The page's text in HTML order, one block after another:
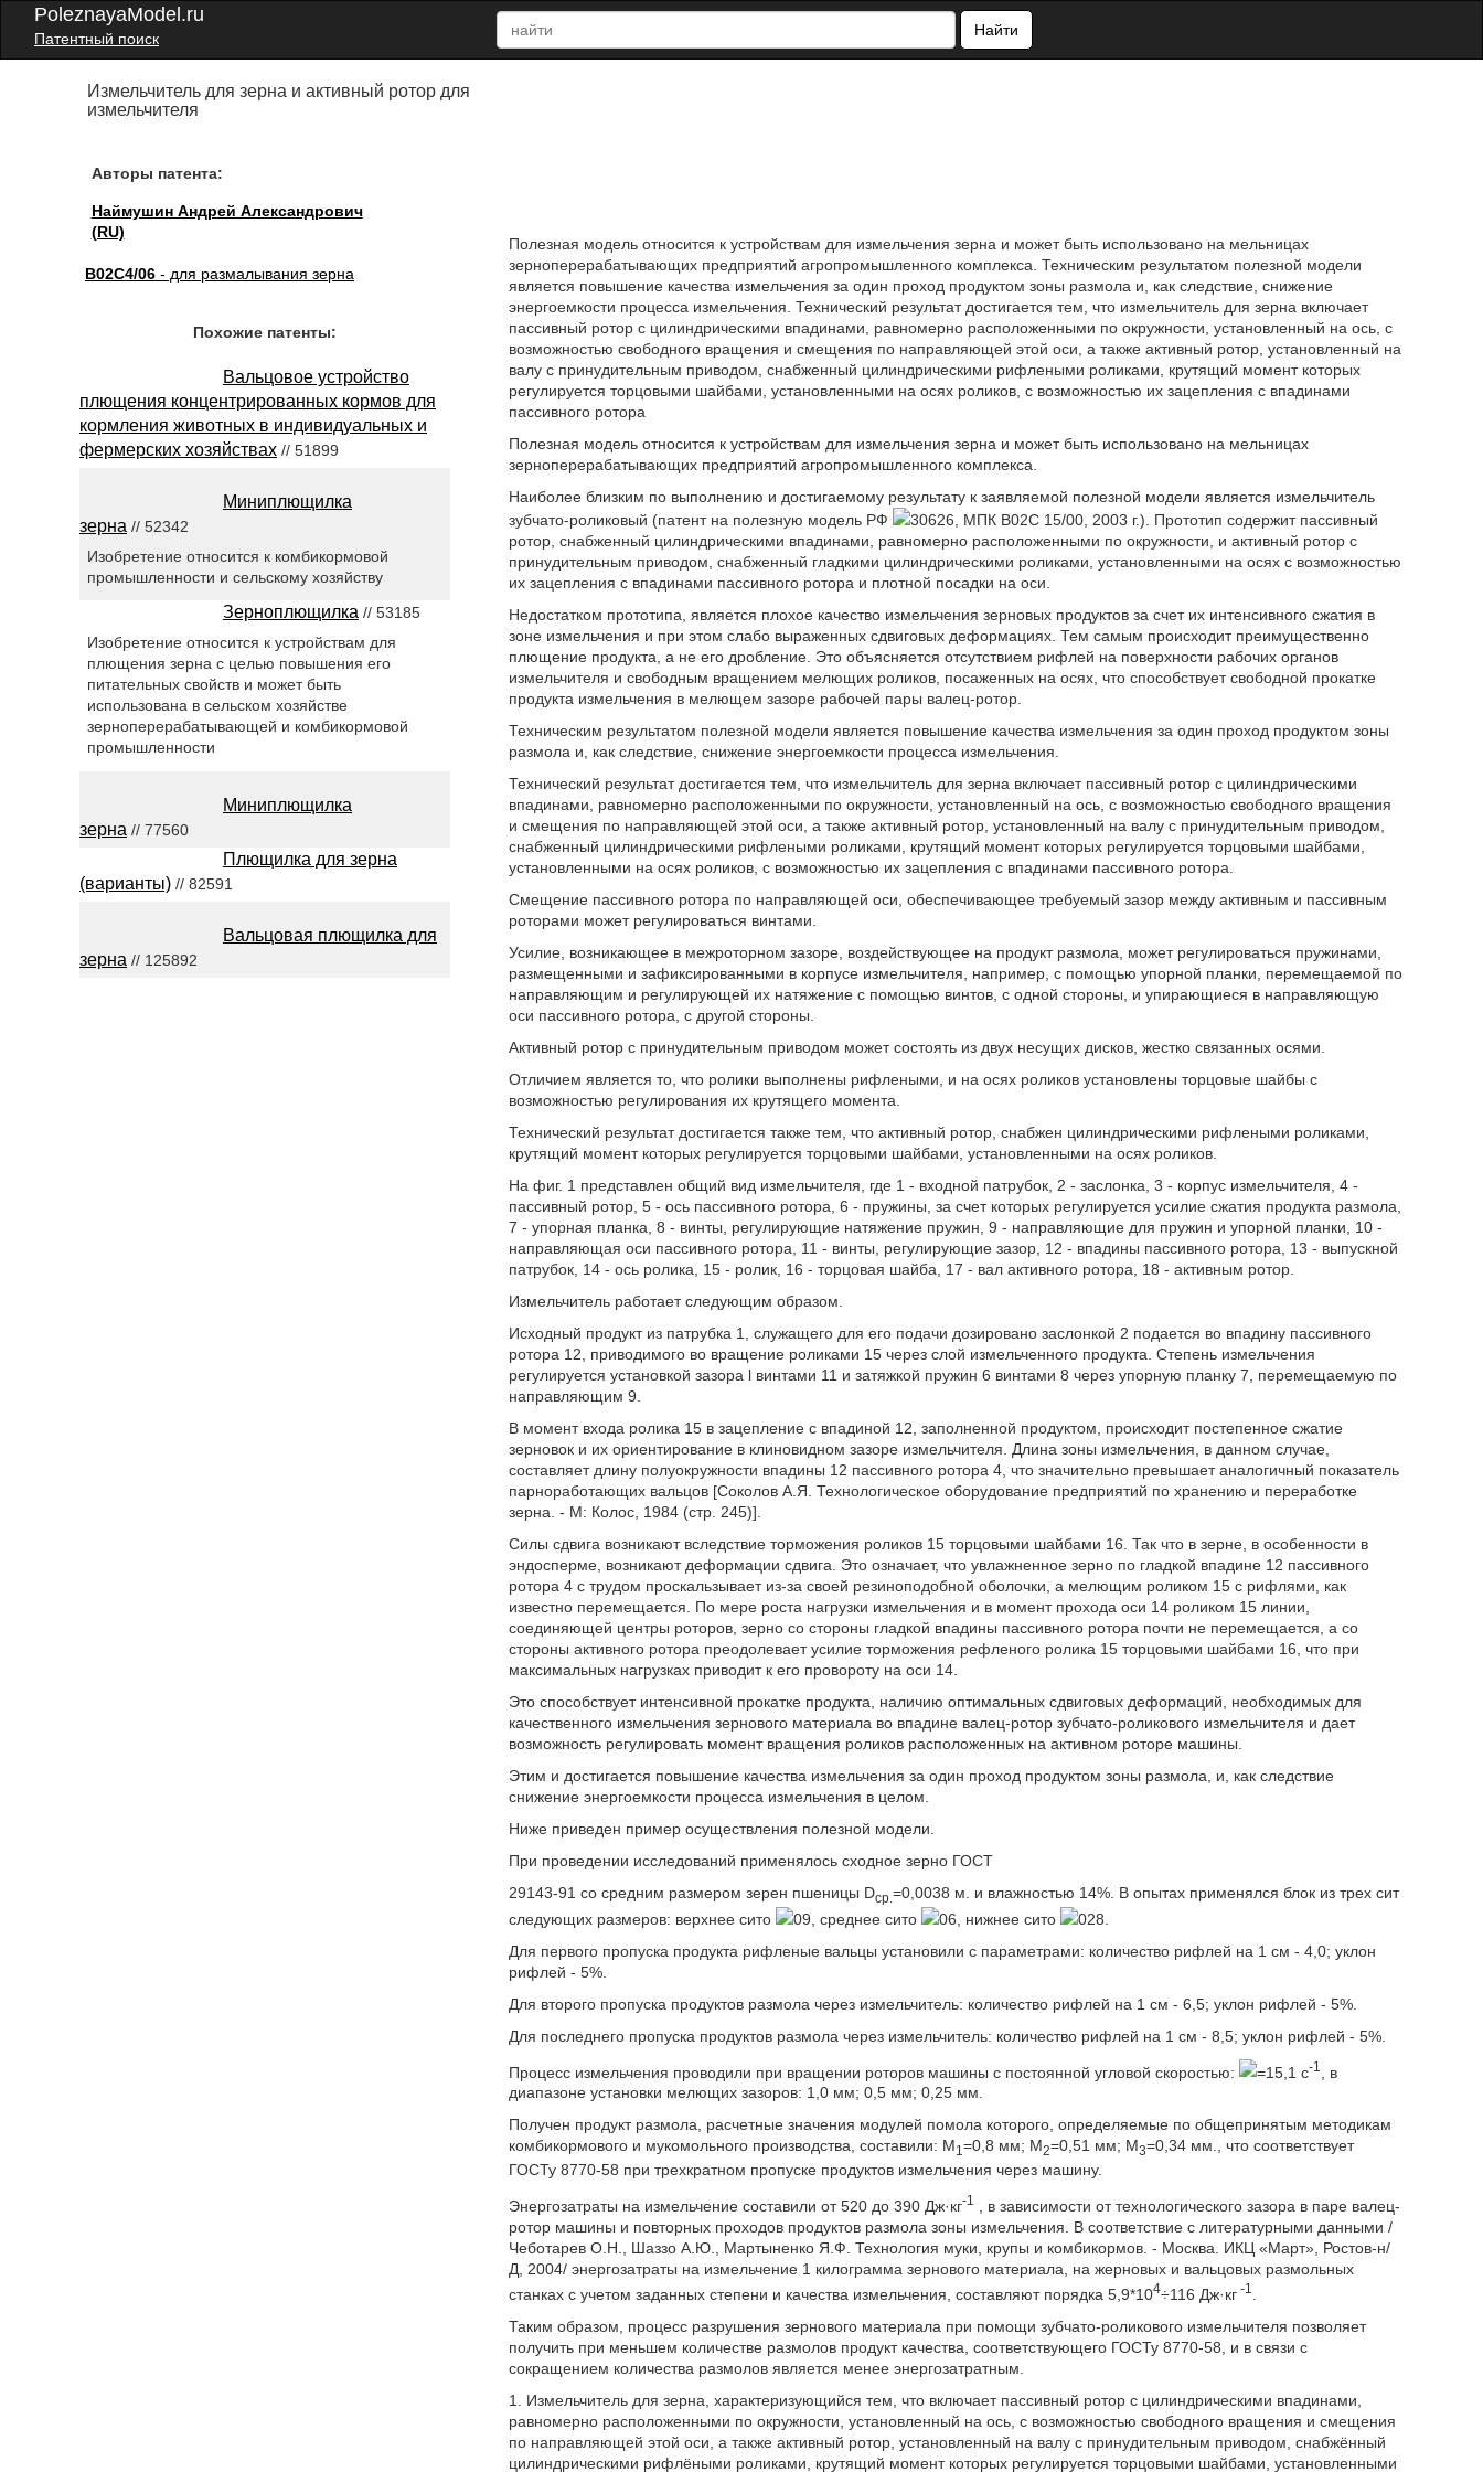
PoleznayaModel.ru
Патентный поиск
Найти
Измельчитель для зерна и активный ротор для
измельчителя
Авторы патента:
Наймушин Андрей Александрович
(RU)
B02C4/06 - для размалывания зерна
Полезная модель относится к устройствам для измельчения зерна и может быть использовано на мельницах
зерноперерабатывающих предприятий агропромышленного комплекса. Техническим результатом полезной модели
является повышение качества измельчения за один проход продуктом зоны размола и, как следствие, снижение
энергоемкости процесса измельчения. Технический результат достигается тем, что измельчитель для зерна включает
пассивный ротор с цилиндрическими впадинами, равномерно расположенными по окружности, установленный на ось, с
возможностью свободного вращения и смещения по направляющей этой оси, а также активный ротор, установленный на
валу с принудительным приводом, снабженный цилиндрическими рифлеными роликами, крутящий момент которых
регулируется торцовыми шайбами, установленными на осях роликов, с возможностью их зацепления с впадинами
пассивного ротора
Полезная модель относится к устройствам для измельчения зерна и может быть использовано на мельницах
зерноперерабатывающих предприятий агропромышленного комплекса.
Наиболее близким по выполнению и достигаемому результату к заявляемой полезной модели является измельчитель
зубчато-роликовый (патент на полезную модель РФ
30626, МПК B02C 15/00, 2003 г.). Прототип содержит пассивный
ротор, снабженный цилиндрическими впадинами, равномерно расположенными по окружности, и активный ротор с
принудительным приводом, снабженный гладкими цилиндрическими роликами, установленными на осях с возможностью
их зацепления с впадинами пассивного ротора и плотной посадки на оси.
Недостатком прототипа, является плохое качество измельчения зерновых продуктов за счет их интенсивного сжатия в
зоне измельчения и при этом слабо выраженных сдвиговых деформациях. Тем самым происходит преимущественно
плющение продукта, а не его дробление. Это объясняется отсутствием рифлей на поверхности рабочих органов
измельчителя и свободным вращением мелющих роликов, посаженных на осях, что способствует свободной прокатке
продукта измельчения в мелющем зазоре рабочей пары валец-ротор.
Техническим результатом полезной модели является повышение качества измельчения за один проход продуктом зоны
размола и, как следствие, снижение энергоемкости процесса измельчения.
Технический результат достигается тем, что измельчитель для зерна включает пассивный ротор с цилиндрическими
впадинами, равномерно расположенными по окружности, установленный на ось, с возможностью свободного вращения
и смещения по направляющей этой оси, а также активный ротор, установленный на валу с принудительным приводом,
снабженный цилиндрическими рифлеными роликами, крутящий момент которых регулируется торцовыми шайбами,
установленными на осях роликов, с возможностью их зацепления с впадинами пассивного ротора.
Смещение пассивного ротора по направляющей оси, обеспечивающее требуемый зазор между активным и пассивным
роторами может регулироваться винтами.
Усилие, возникающее в межроторном зазоре, воздействующее на продукт размола, может регулироваться пружинами,
размещенными и зафиксированными в корпусе измельчителя, например, с помощью упорной планки, перемещаемой по
направляющим и регулирующей их натяжение с помощью винтов, с одной стороны, и упирающиеся в направляющую
оси пассивного ротора, с другой стороны.
Активный ротор с принудительным приводом может состоять из двух несущих дисков, жестко связанных осями.
Отличием является то, что ролики выполнены рифлеными, и на осях роликов установлены торцовые шайбы с
возможностью регулирования их крутящего момента.
Технический результат достигается также тем, что активный ротор, снабжен цилиндрическими рифлеными роликами,
крутящий момент которых регулируется торцовыми шайбами, установленными на осях роликов.
На фиг. 1 представлен общий вид измельчителя, где 1 - входной патрубок, 2 - заслонка, 3 - корпус измельчителя, 4 -
пассивный ротор, 5 - ось пассивного ротора, 6 - пружины, за счет которых регулируется усилие сжатия продукта размола,
7 - упорная планка, 8 - винты, регулирующие натяжение пружин, 9 - направляющие для пружин и упорной планки, 10 -
направляющая оси пассивного ротора, 11 - винты, регулирующие зазор, 12 - впадины пассивного ротора, 13 - выпускной
патрубок, 14 - ось ролика, 15 - ролик, 16 - торцовая шайба, 17 - вал активного ротора, 18 - активным ротор.
Измельчитель работает следующим образом.
Исходный продукт из патрубка 1, служащего для его подачи дозировано заслонкой 2 подается во впадину пассивного
ротора 12, приводимого во вращение роликами 15 через слой измельченного продукта. Степень измельчения
регулируется установкой зазора l винтами 11 и затяжкой пружин 6 винтами 8 через упорную планку 7, перемещаемую по
направляющим 9.
В момент входа ролика 15 в зацепление с впадиной 12, заполненной продуктом, происходит постепенное сжатие
зерновок и их ориентирование в клиновидном зазоре измельчителя. Длина зоны измельчения, в данном случае,
составляет длину полуокружности впадины 12 пассивного ротора 4, что значительно превышает аналогичный показатель
парноработающих вальцов [Соколов А.Я. Технологическое оборудование предприятий по хранению и переработке
зерна. - М: Колос, 1984 (стр. 245)].
Силы сдвига возникают вследствие торможения роликов 15 торцовыми шайбами 16. Так что в зерне, в особенности в
эндосперме, возникают деформации сдвига. Это означает, что увлажненное зерно по гладкой впадине 12 пассивного
ротора 4 с трудом проскальзывает из-за своей резиноподобной оболочки, а мелющим роликом 15 с рифлями, как
известно перемещается. По мере роста нагрузки измельчения и в момент прохода оси 14 роликом 15 линии,
соединяющей центры роторов, зерно со стороны гладкой впадины пассивного ротора почти не перемещается, а со
стороны активного ротора преодолевает усилие торможения рефленого ролика 15 торцовыми шайбами 16, что при
максимальных нагрузках приводит к его провороту на оси 14.
Это способствует интенсивной прокатке продукта, наличию оптимальных сдвиговых деформаций, необходимых для
качественного измельчения зернового материала во впадине валец-ротор зубчато-роликового измельчителя и дает
возможность регулировать момент вращения роликов расположенных на активном роторе машины.
Этим и достигается повышение качества измельчения за один проход продуктом зоны размола, и, как следствие
снижение энергоемкости процесса измельчения в целом.
Ниже приведен пример осуществления полезной модели.
При проведении исследований применялось сходное зерно ГОСТ
29143-91 со средним размером зерен пшеницы Dcp. =0,0038 м. и влажностью 14%. В опытах применялся блок из трех сит
следующих размеров: верхнее сито
09, среднее сито 06, нижнее сито
028.
Для первого пропуска продукта рифленые вальцы установили с параметрами: количество рифлей на 1 см - 4,0; уклон
рифлей - 5%.
Для второго пропуска продуктов размола через измельчитель: количество рифлей на 1 см - 6,5; уклон рифлей - 5%.
Для последнего пропуска продуктов размола через измельчитель: количество рифлей на 1 см - 8,5; уклон рифлей - 5%.
Процесс измельчения проводили при вращении роторов машины с постоянной угловой скоростью: =15,1 с-1
, в
диапазоне установки мелющих зазоров: 1,0 мм; 0,5 мм; 0,25 мм.
Получен продукт размола, расчетные значения модулей помола которого, определяемые по общепринятым методикам
комбикормового и мукомольного производства, составили: M1 =0,8 мм; M2=0,51 мм; M3=0,34 мм., что соответствует
ГОСТу 8770-58 при трехкратном пропуске продуктов измельчения через машину.
Энергозатраты на измельчение составили от 520 до 390 Дж·кг-1
, в зависимости от технологического зазора в паре валец-
ротор машины и повторных проходов продуктов размола зоны измельчения. В соответствие с литературными данными /
Чеботарев О.Н., Шаззо А.Ю., Мартыненко Я.Ф. Технология муки, крупы и комбикормов. - Москва. ИКЦ «Март», Ростов-н/
Д, 2004/ энергозатраты на измельчение 1 килограмма зернового материала, на жерновых и вальцовых размольных
станках с учетом заданных степени и качества измельчения, составляют порядка 5,9*104÷116 Дж·кг -1
Таким образом, процесс разрушения зернового материала при помощи зубчато-роликового измельчителя позволяет
получить при меньшем количестве размолов продукт качества, соответствующего ГОСТу 8770-58, и в связи с
сокращением количества размолов является менее энергозатратным.
1. Измельчитель для зерна, характеризующийся тем, что включает пассивный ротор с цилиндрическими впадинами,
равномерно расположенными по окружности, установленный на ось, с возможностью свободного вращения и смещения
по направляющей этой оси, а также активный ротор, установленный на валу с принудительным приводом, снабжённый
цилиндрическими рифлёными роликами, крутящий момент которых регулируется торцовыми шайбами, установленными
Похожие патенты:
Вальцовое устройство
плющения концентрированных кормов для
кормления животных в индивидуальных и
фермерских хозяйствах // 51899
Миниплющилка
зерна // 52342
Изобретение относится к комбикормовой
промышленности и сельскому хозяйству
Зерноплющилка // 53185
Изобретение относится к устройствам для
плющения зерна с целью повышения его
питательных свойств и может быть
использована в сельском хозяйстве
зерноперерабатывающей и комбикормовой
промышленности
Миниплющилка
зерна // 77560
Плющилка для зерна
(варианты) // 82591
Вальцовая плющилка для
зерна // 125892